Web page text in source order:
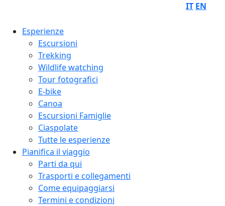
IT EN
Esperienze
Escursioni
Trekking
Wildlife watching
Tour fotografici
E-bike
Canoa
Escursioni Famiglie
Ciaspolate
Tutte le esperienze
Pianifica il viaggio
Parti da qui
Trasporti e collegamenti
Come equipaggiarsi
Termini e condizioni